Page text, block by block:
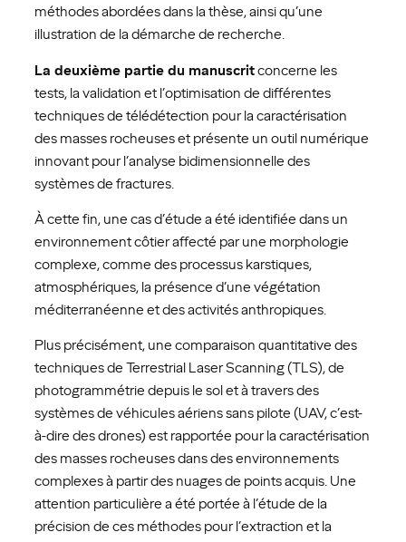
méthodes abordées dans la thèse, ainsi qu’une
illustration de la démarche de recherche.
La deuxième partie du manuscritconcerne les
tests, la validation et l’optimisation de différentes
techniques de télédétection pour la caractérisation
des masses rocheuses et présente un outil numérique
innovant pour l’analyse bidimensionnelle des
systèmes de fractures.
À cette fin, une cas d’étude a été identifiée dans un
environnement côtier affecté par une morphologie
complexe, comme des processus karstiques,
atmosphériques, la présence d’une végétation
méditerranéenne et des activités anthropiques.
Plus précisément, une comparaison quantitative des
techniques de Terrestrial Laser Scanning (TLS), de
photogrammétrie depuis le sol et à travers des
systèmes de véhicules aériens sans pilote (UAV, c’est-
à-dire des drones) est rapportée pour la caractérisation
des masses rocheuses dans des environnements
complexes à partir des nuages ​​de points acquis. Une
attention particulière a été portée à l’étude de la
précision de ces méthodes pour l’extraction et la